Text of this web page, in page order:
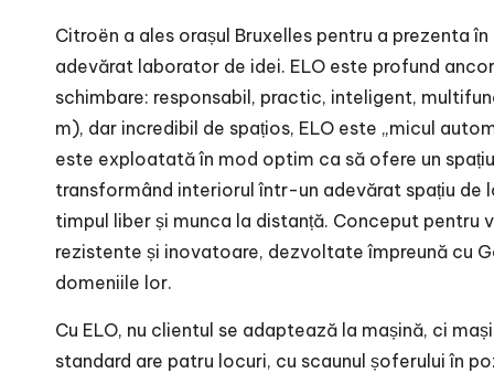
Citroën a ales orașul Bruxelles pentru a prezenta
adevărat laborator de idei. ELO este profund
schimbare: responsabil, practic, inteligent,
m), dar incredibil de spațios, ELO este „micul
este exploatată în mod optim ca să ofere un
transformând interiorul într-un adevărat spațiu
timpul liber și munca la distanță. Conceput
rezistente și inovatoare, dezvoltate împreună cu
domeniile lor.
Cu ELO, nu clientul se adaptează la mașină, ci
standard are patru locuri, cu scaunul șoferului în